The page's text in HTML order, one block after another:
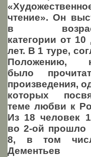
чтение». Он
в
категории от
лет. В 1 туре,
Положению,
было
произведения,
которых
теме любви к
Из 18 человек
во 2-ой прошло
8, в том